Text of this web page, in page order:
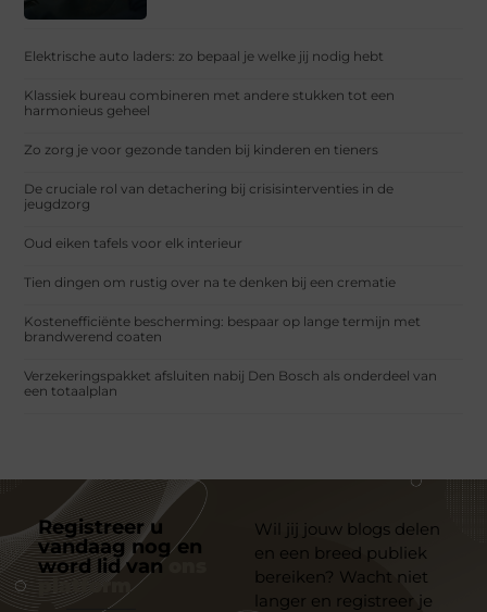
Elektrische auto laders: zo bepaal je welke jij nodig hebt
Klassiek bureau combineren met andere stukken tot een
harmonieus geheel
Zo zorg je voor gezonde tanden bij kinderen en tieners
De cruciale rol van detachering bij crisisinterventies in de
jeugdzorg
Oud eiken tafels voor elk interieur
Tien dingen om rustig over na te denken bij een crematie
Kostenefficiënte bescherming: bespaar op lange termijn met
brandwerend coaten
Verzekeringspakket afsluiten nabij Den Bosch als onderdeel van
een totaalplan
Registreer u
vandaag nog en
word lid van
platform
Wil jij jouw blogs delen
en een breed publiek
bereiken? Wacht niet
langer en registreer je